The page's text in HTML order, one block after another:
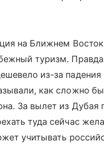
на Ближнем
туризм.
из-за
как сложно
За вылет из
туда сейчас
учитывать